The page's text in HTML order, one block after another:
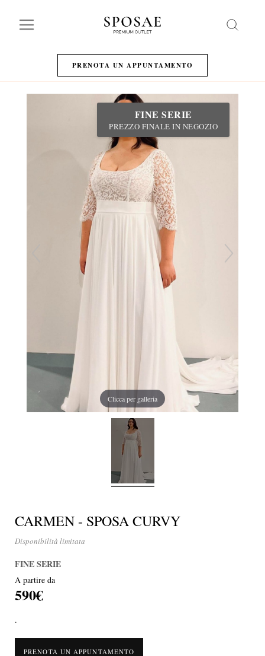
PRENOTA UN APPUNTAMENTO
FINE SERIE
PREZZO FINALE IN NEGOZIO
Clicca per galleria
CARMEN - SPOSA CURVY
Disponibilità limitata
FINE SERIE
A partire da
590€
.
PRENOTA UN APPUNTAMENTO